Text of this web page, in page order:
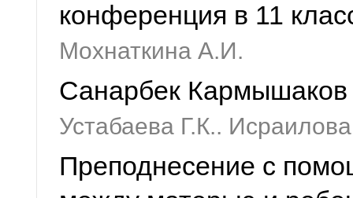
конференция в 11
Мохнаткина А.И.
Санарбек Кармышаков
Устабаева Г.К..
Преподнесение с